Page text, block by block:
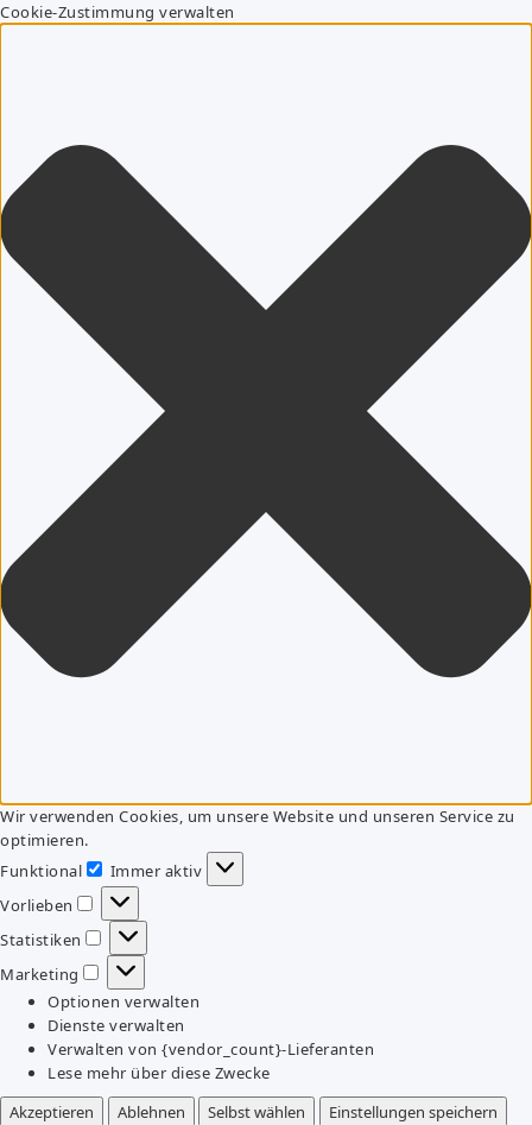
Cookie-Zustimmung verwalten
Wir verwenden Cookies, um unsere Website und unseren Service zu
optimieren.
Funktional
Funktional
Immer aktiv
Vorlieben
Vorlieben
Statistiken
Statistiken
Marketing
Marketing
Optionen verwalten
Dienste verwalten
Verwalten von {vendor_count}-Lieferanten
Lese mehr über diese Zwecke
Akzeptieren
Ablehnen Selbst wählen
Einstellungen speichern